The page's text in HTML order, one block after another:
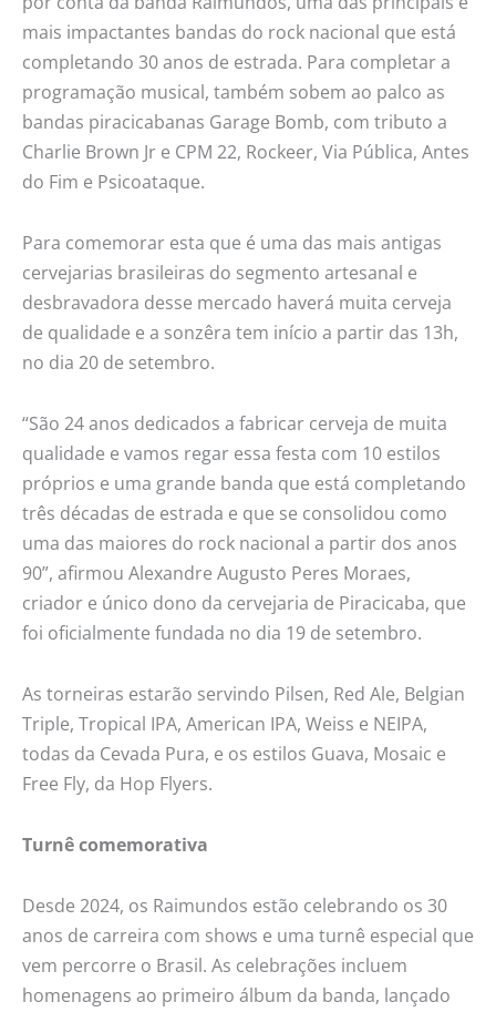
mais impactantes bandas do rock nacional que está
completando 30 anos de estrada. Para completar a
programação musical, também sobem ao palco as
bandas piracicabanas Garage Bomb, com tributo a
Charlie Brown Jr e CPM 22, Rockeer, Via Pública, Antes
do Fim e Psicoataque.
Para comemorar esta que é uma das mais antigas
cervejarias brasileiras do segmento artesanal e
desbravadora desse mercado haverá muita cerveja
de qualidade e a sonzêra tem início a partir das 13h,
no dia 20 de setembro.
“São 24 anos dedicados a fabricar cerveja de muita
qualidade e vamos regar essa festa com 10 estilos
próprios e uma grande banda que está completando
três décadas de estrada e que se consolidou como
uma das maiores do rock nacional a partir dos anos
90”, afirmou Alexandre Augusto Peres Moraes,
criador e único dono da cervejaria de Piracicaba, que
foi oficialmente fundada no dia 19 de setembro.
As torneiras estarão servindo Pilsen, Red Ale, Belgian
Triple, Tropical IPA, American IPA, Weiss e NEIPA,
todas da Cevada Pura, e os estilos Guava, Mosaic e
Free Fly, da Hop Flyers.
Turnê comemorativa
Desde 2024, os Raimundos estão celebrando os 30
anos de carreira com shows e uma turnê especial que
vem percorre o Brasil. As celebrações incluem
homenagens ao primeiro álbum da banda, lançado